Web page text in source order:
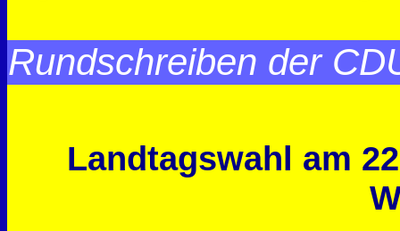
Rundschreiben der
Landtagswahl am